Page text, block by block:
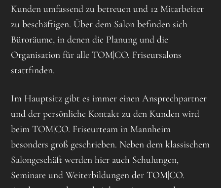
Kunden umfassend zu betreuen und 12 Mitarbeiter
zu beschäftigen. Über dem Salon befinden sich
Büroräume, in denen die Planung und die
Organisation für alle TOM|CO. Friseursalons
stattfinden.
Im Hauptsitz gibt es immer einen Ansprechpartner
und der persönliche Kontakt zu den Kunden wird
beim TOM|CO. Friseurteam in Mannheim
besonders groß geschrieben. Neben dem klassischem
Salongeschäft werden hier auch Schulungen,
Seminare und Weiterbildungen der TOM|CO.